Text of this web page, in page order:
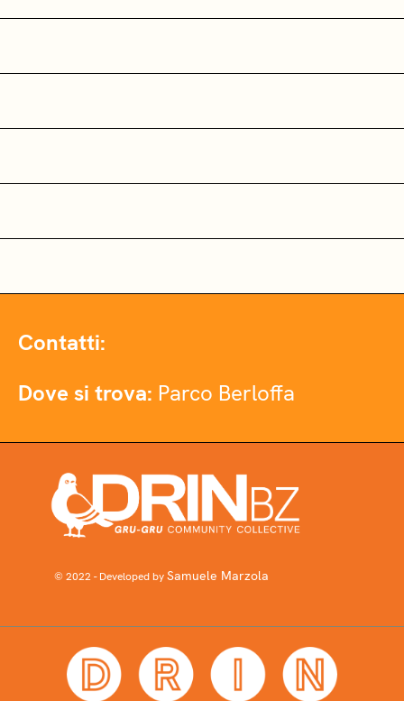
Contatti:
Dove si trova: Parco Berloffa
© 2022 - Developed bySamuele Marzola